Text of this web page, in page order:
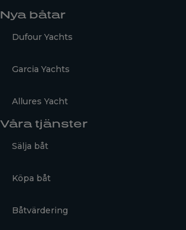
Nya båtar
Dufour Yachts
Garcia Yachts
Allures Yacht
Våra tjänster
Sälja båt
Köpa båt
Båtvärdering